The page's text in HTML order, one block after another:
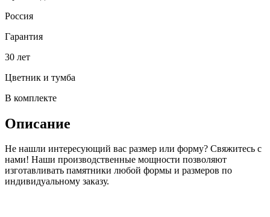
Россия
Гарантия
30 лет
Цветник и тумба
В комплекте
Описание
Не нашли интересующий вас размер или форму? Свяжитесь с
нами! Наши производственные мощности позволяют
изготавливать памятники любой формы и размеров по
индивидуальному заказу.